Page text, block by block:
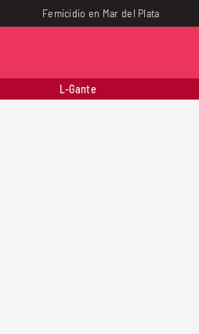
Femicidio en Mar del Plata
L-Gante